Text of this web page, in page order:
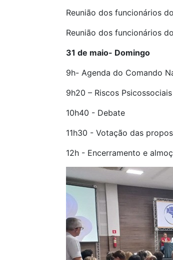
Reunião dos funcionários
Reunião dos funcionários
31 de maio- Domingo
9h- Agenda do Comando
9h20 – Riscos
10h40 - Debate
11h30 - Votação das
12h - Encerramento e